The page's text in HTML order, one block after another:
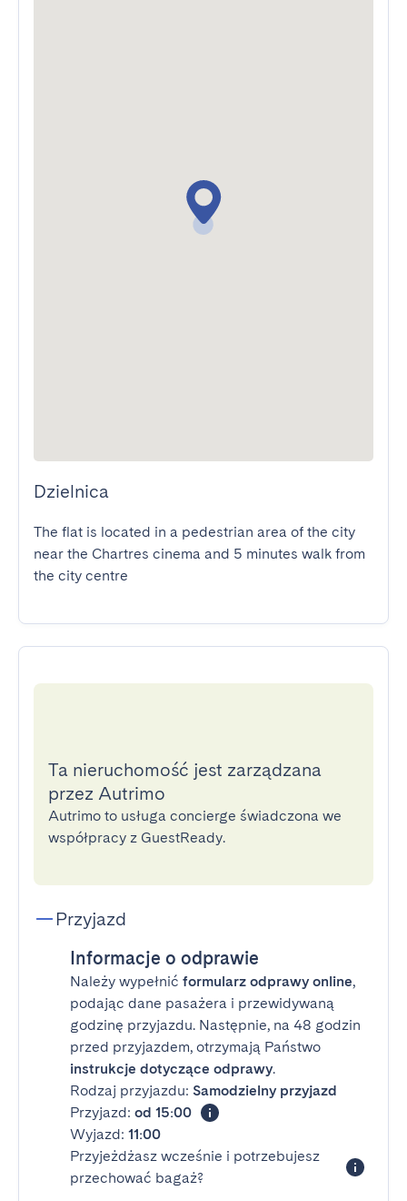
Dzielnica
The flat is located in a pedestrian area of the city
near the Chartres cinema and 5 minutes walk from
the city centre
Ta nieruchomość jest zarządzana
przez Autrimo
Autrimo to usługa concierge świadczona we
współpracy z GuestReady.
Przyjazd
Informacje o odprawie
Należy wypełnić formularz odprawy online,
podając dane pasażera i przewidywaną
godzinę przyjazdu. Następnie, na 48 godzin
przed przyjazdem, otrzymają Państwo
instrukcje dotyczące odprawy.
Rodzaj przyjazdu: Samodzielny przyjazd
Przyjazd: od 15:00
Wyjazd: 11:00
Przyjeżdżasz wcześnie i potrzebujesz
przechować bagaż?